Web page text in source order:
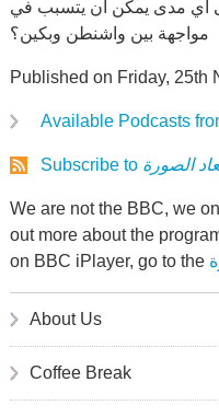
أي مدى يمكن أن يتسبب في
مواجهة بين واشنطن وبكين؟
Published on Friday, 25th
Available Podcasts
Subscribe to الصورة
We are not the BBC, we
out more about the
on BBC iPlayer, go to the
About Us
Coffee Break